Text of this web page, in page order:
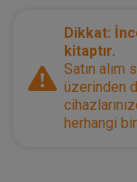
Dikkat:
kitaptır.
Satın alım
üzerinden
herhangi